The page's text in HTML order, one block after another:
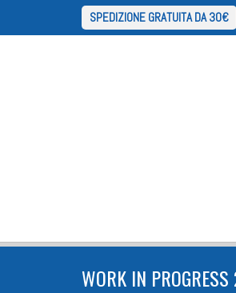
SPEDIZIONE GRATUITA DA 30€
WORK IN